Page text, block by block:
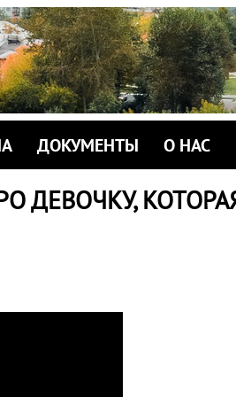
ДОКУМЕНТЫ О НАС
ДЕВОЧКУ,